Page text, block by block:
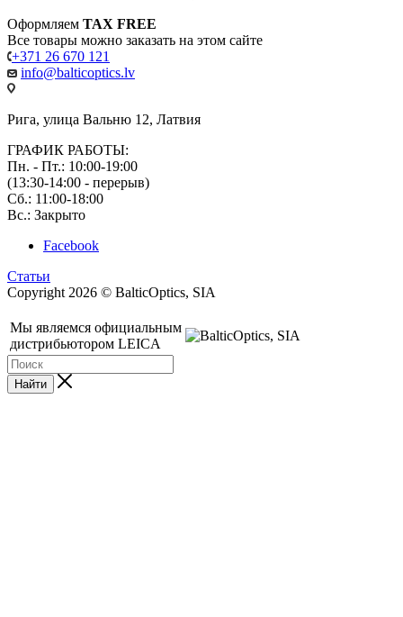
Оформляем TAX FREE
Все товары можно заказать на этом сайте
+371 26 670 121
info@balticoptics.lv
Рига, улица Вальню 12, Латвия
ГРАФИК РАБОТЫ:
Пн. - Пт.: 10:00-19:00
(13:30-14:00 - перерыв)
Сб.: 11:00-18:00
Вс.: Закрыто
Facebook
Статьи
Copyright 2026 © BalticOptics, SIA
Мы являемся официальным
дистрибьютором LEICA
Найти